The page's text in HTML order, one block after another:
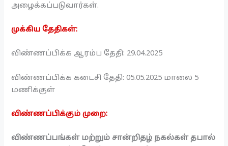
அழைக்கப்படுவார்கள்.
முக்கிய தேதிகள்:
விண்ணப்பிக்க ஆரம்ப தேதி: 29.04.2025
விண்ணப்பிக்க கடைசி தேதி: 05.05.2025 மாலை 5
மணிக்குள்
விண்ணப்பிக்கும் முறை:
விண்ணப்பங்கள் மற்றும் சான்றிதழ் நகல்கள் தபால்